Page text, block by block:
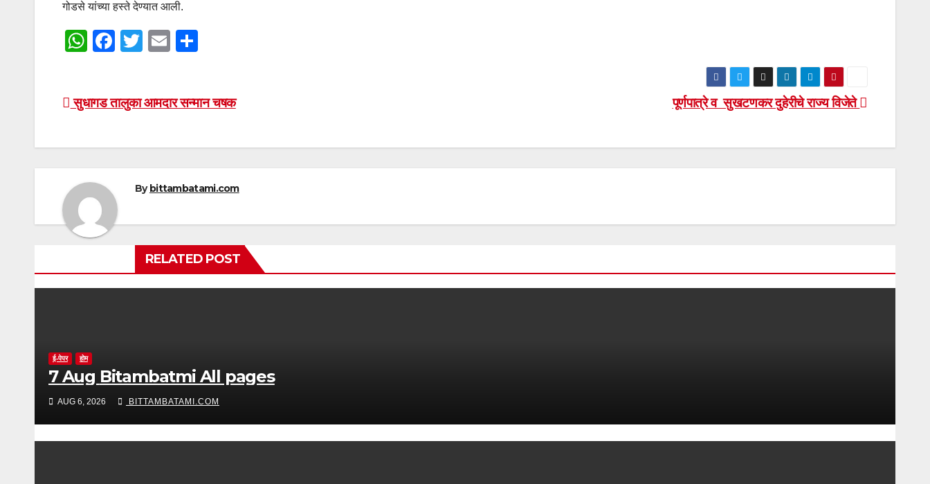
गोडसे यांच्या हस्ते देण्यात आली.
W
s
p
F
e
o
k
T
er
E
e
Post
पूर्णपात्रे व सुखटणकर दुहेरीचे राज्य विजेते
सुधागड तालुका आमदार सन्मान चषक
By bittambatami.com
RELATED POST
ई-पेपर होम
7 Aug Bitambatmi All pages
AUG 6, 2026 BITTAMBATAMI.COM